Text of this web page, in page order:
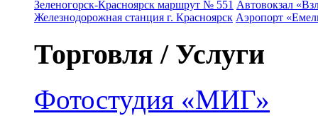
Зеленогорск-Красноярск маршрут № 551 Автовокзал
Железнодорожная станция г. Красноярск Аэропорт
Торговля / Услуги
Фотостудия «МИГ»